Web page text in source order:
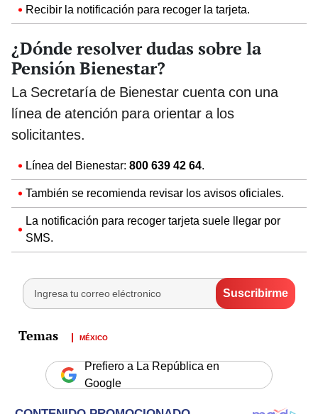
Recibir la notificación para recoger la tarjeta.
¿Dónde resolver dudas sobre la
Pensión Bienestar?
La Secretaría de Bienestar cuenta con una
línea de atención para orientar a los
solicitantes.
Línea del Bienestar: 800 639 42 64.
También se recomienda revisar los avisos oficiales.
La notificación para recoger tarjeta suele llegar por
SMS.
MÉXICO
Prefiero a La República en
Google